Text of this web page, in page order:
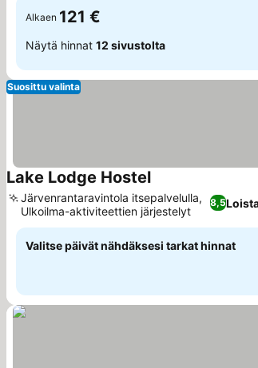
Alkaen 121 €
Näytä hinnat 12 sivustolta
Suosittu valinta
Lake Lodge Hostel
8,5
Järvenrantaravintola itsepalvelulla,
Ulkoilma-aktiviteettien järjestelyt
Valitse päivät nähdäksesi tarkat hinnat